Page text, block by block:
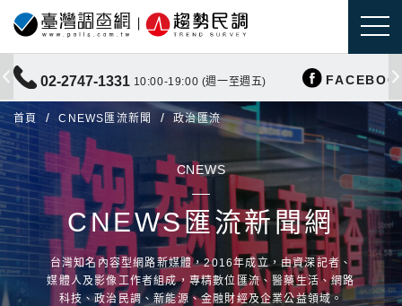
02-2747-1331 10:00-19:00 (週一至週五)
首頁 CNEWS匯流新聞 政治匯流
CNEWS
CNEWS匯流新聞網
台灣知名內容型網路新媒體，2016年成立，由資深記者、
媒體人及影像工作者組成，專精數位匯流、醫藥生活、網路
科技、政治民調、新能源、金融財經及企業公益領域。